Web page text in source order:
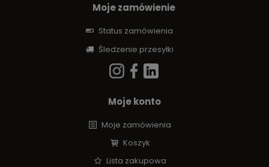
Moje zamówienie
Status zamówienia
Śledzenie przesyłki
Moje konto
Moje zamówienia
Koszyk
Lista zakupowa